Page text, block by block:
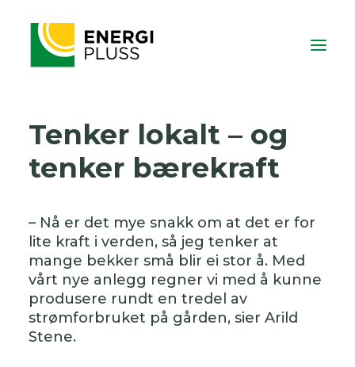
Tenker lokalt – og
tenker bærekraft
– Nå er det mye snakk om at det er for
lite kraft i verden, så jeg tenker at
mange bekker små blir ei stor å. Med
vårt nye anlegg regner vi med å kunne
produsere rundt en tredel av
strømforbruket på gården, sier Arild
Stene.